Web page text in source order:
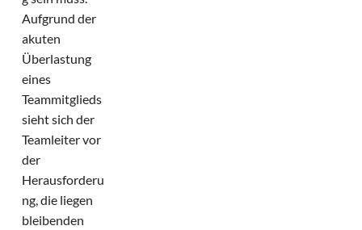
Aufgrund der
akuten
Überlastung
eines
Teammitglieds
sieht sich der
Teamleiter vor
der
Herausforderu
ng, die liegen
bleibenden